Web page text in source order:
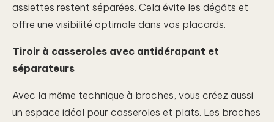
assiettes restent séparées. Cela évite les dégâts et
offre une visibilité optimale dans vos placards.
Tiroir à casseroles avec antidérapant et
séparateurs
Avec la même technique à broches, vous créez aussi
un espace idéal pour casseroles et plats. Les broches